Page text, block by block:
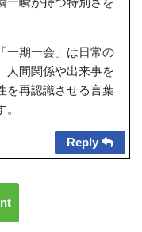
一期一会」は日常の
人間関係や出来事を
を再認識させる言葉
Reply